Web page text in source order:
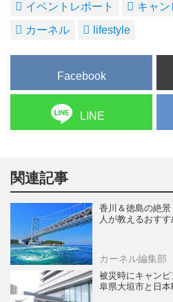
イベントレポート キャン
カーネル
lifestyle
Facebook
LINE
関連記事
香川＆徳島の絶
人が教えるおすす
カーネル編集部
被災時にキャン
阜県大垣市と日